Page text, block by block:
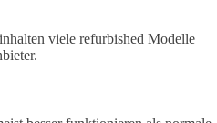
viele refurbished Modelle